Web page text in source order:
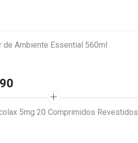
de Ambiente Essential 560ml
5mg 20 Comprimidos Revestidos